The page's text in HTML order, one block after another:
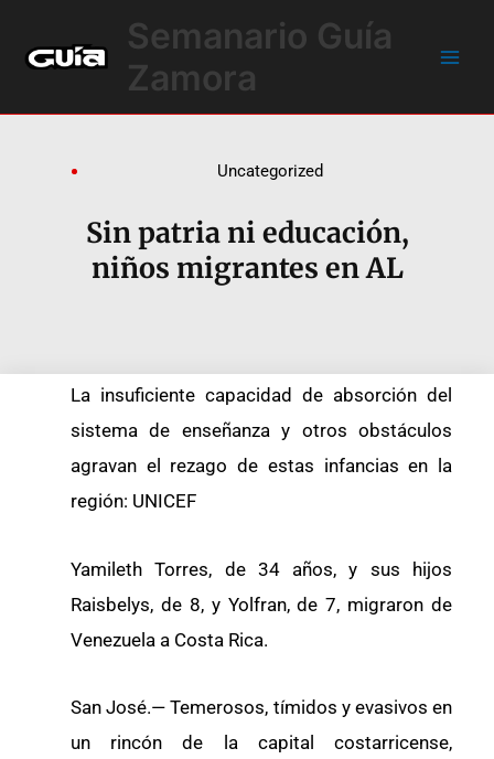
contenido
Semanario Guía
Zamora
Uncategorized
Sin patria ni educación,
niños migrantes en AL
La insuficiente capacidad de absorción del
sistema de enseñanza y otros obstáculos
agravan el rezago de estas infancias en la
región: UNICEF
Yamileth Torres, de 34 años, y sus hijos
Raisbelys, de 8, y Yolfran, de 7, migraron de
Venezuela a Costa Rica.
San José.— Temerosos, tímidos y evasivos en
un rincón de la capital costarricense,